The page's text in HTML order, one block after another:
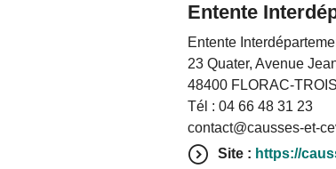
Entente
Entente
23 Quater, Avenue
48400 FLORAC-
Tél : 04 66 48 31 23
contact@causses-et-
Site : https://